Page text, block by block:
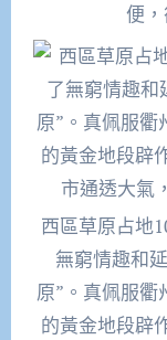
便
西區草原占地
無窮情趣和
原”。真佩服
的黃金地段辟